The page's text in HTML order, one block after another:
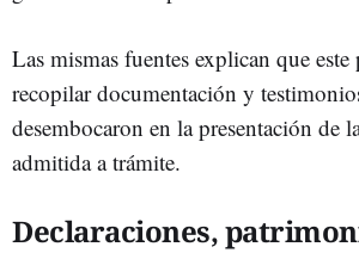
Las mismas fuentes explican que
recopilar documentación y
desembocaron en la presentación de
admitida a trámite.
Declaraciones,